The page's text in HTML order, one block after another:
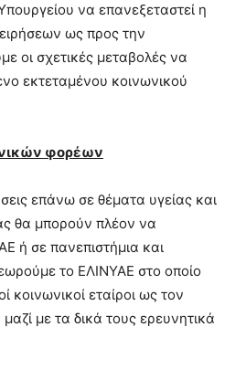
να επανεξεταστεί η
ως προς την
οι σχετικές μεταβολές να
εκτεταμένου κοινωνικού
φορέων
επάνω σε θέματα υγείας και
θα μπορούν πλέον να
ή σε πανεπιστήμια και
το ΕΛΙΝΥΑΕ στο οποίο
κοινωνικοί εταίροι ως τον
με τα δικά τους ερευνητικά